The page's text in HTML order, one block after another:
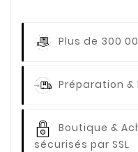
Plus de 300
Préparation &
Boutique &
sécurisés par SSL